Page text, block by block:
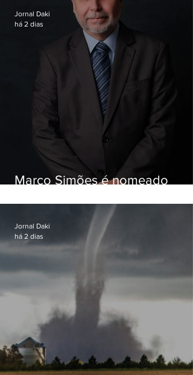
Marco Simões é nomeado
Jornal Daki
há 2 dias
Jornal Daki
há 2 dias